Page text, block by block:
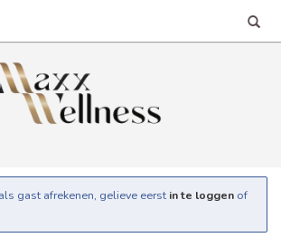
gast afrekenen, gelieve eerst in te loggen of